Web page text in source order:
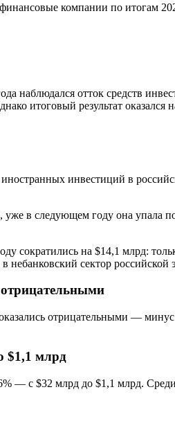
компании по итогам
наблюдался отток средств
итоговый результат
инвестиций в
в следующем году она упала
на $14,1 млрд:
сектор
отрицательными — минус
$1,1 млрд
— с $32 млрд до $1,1 млрд.